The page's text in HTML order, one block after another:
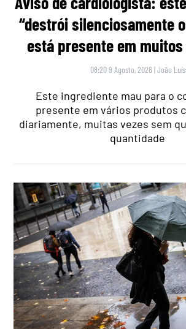
“destrói silenciosamente
está presente em
08:20 9 Agosto, 2026 |João Luís
Este ingrediente mau para o
presente em vários produtos
diariamente, muitas vezes sem
quantidade